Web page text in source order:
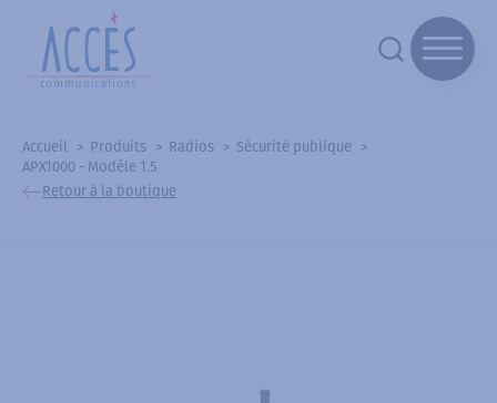
Accueil Produits Radios
Sécurité publique
APX1000 - Modèle 1.5
Retour à la boutique